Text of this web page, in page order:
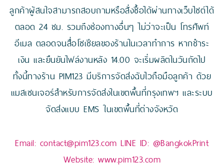
ลูกค้าผู้สนใจสามารถสอบถามหรือสั่งซื้อได้ผ่านทางเว็บไซต์ได้
ตลอด 24 ชม. รวมถึงช่องทางอื่นๆ ไม่ว่าจะเป็น โทรศัพท์
อีเมล ตลอดจนสื่อโซเชียลของร้านในเวลาทำการ หากชำระ
เงิน และยืนยันไฟล์งานหลัง 14.00 จะเริ่มผลิตในวันถัดไป
ทั้งนี้ทางร้าน PIM123 มีบริการจัดส่งฉับไวถือมือลูกค้า ด้วย
แมสเซนเจอร์สำหรับการจัดส่งในเขตพื้นที่กรุงเทพฯ และระบบ
จัดส่งแบบ EMS ในเขตพื้นที่ต่างจังหวัด
Email: contact@pim123.com LINE ID: @BangkokPrint
Website:www.pim123.com